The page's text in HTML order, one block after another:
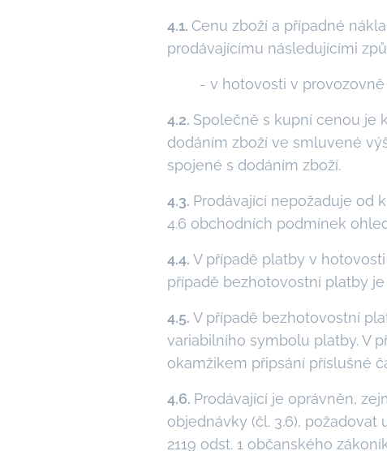
4.1. Cenu zboží a případné
prodávajícímu následujícími
- v hotovosti v provozovně
4.2. Společně s kupní cenou je
dodáním zboží ve smluvené
spojené s dodáním zboží.
4.3. Prodávající nepožaduje od
4.6 obchodních podmínek
4.4. V případě platby v
případě bezhotovostní platby
4.5. V případě bezhotovostní
variabilního symbolu platby. V
okamžikem připsání příslušné
4.6. Prodávající je oprávněn,
objednávky (čl. 3.6),
2119 odst. 1 občanského